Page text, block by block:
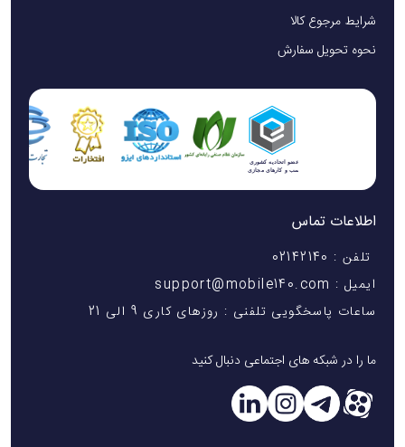
شرایط مرجوع کالا
نحوه تحویل سفارش
اطلاعات تماس
تلفن : 02142140
ایمیل : support@mobile140.com
ساعات پاسخگویی تلفنی : روزهای کاری 9 الی 21
ما را در شبکه های اجتماعی دنبال کنید